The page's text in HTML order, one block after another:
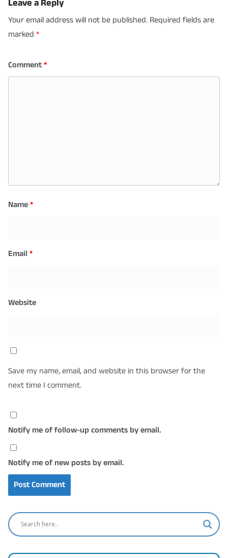
Leave a Reply
Your email address will not be published. Required fields are
marked *
Comment*
Name*
Email *
Website
Save my name, email, and website in this browser for the
next time I comment.
Notify me of follow-up comments by email.
Notify me of new posts by email.